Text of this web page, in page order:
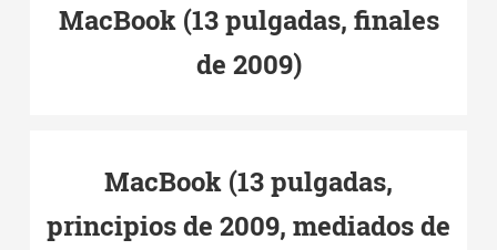
MacBook (13 pulgadas, finales
de 2009)
MacBook (13 pulgadas,
principios de 2009, mediados de